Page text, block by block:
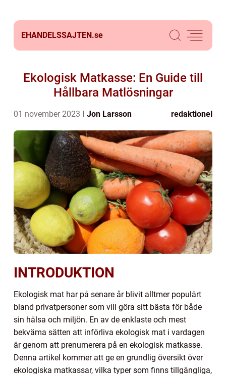
EHANDELSSAJTEN.se
Ekologisk Matkasse: En Guide till
Hållbara Matlösningar
01 november 2023 Jon Larsson redaktionel
INTRODUKTION
Ekologisk mat har på senare år blivit alltmer populärt
bland privatpersoner som vill göra sitt bästa för både
sin hälsa och miljön. En av de enklaste och mest
bekväma sätten att införliva ekologisk mat i vardagen
är genom att prenumerera på en ekologisk matkasse.
Denna artikel kommer att ge en grundlig översikt över
ekologiska matkassar, vilka typer som finns tillgängliga,